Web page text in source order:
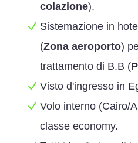
colazione).
Sistemazione in
(Zona aeroporto)
trattamento di B.B (
Visto d'ingresso in
Volo interno (Cairo/
classe economy.